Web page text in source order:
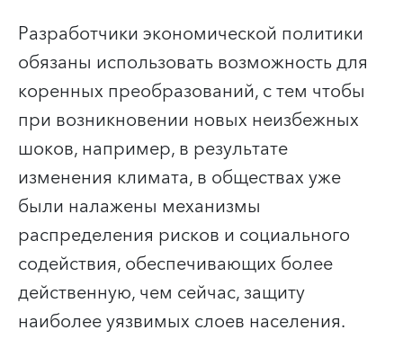
Разработчики экономической политики
обязаны использовать возможность для
коренных преобразований, с тем чтобы
при возникновении новых неизбежных
шоков, например, в результате
изменения климата, в обществах уже
были налажены механизмы
распределения рисков и социального
содействия, обеспечивающих более
действенную, чем сейчас, защиту
наиболее уязвимых слоев населения.